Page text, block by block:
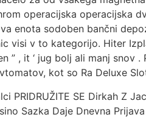
operacijska operacijska
enota sodoben bančni
visi v to kategorijo. Hiter
” , it ‘ jug bolj ali manj
kot so Ra Deluxe
PRIDRUŽITE SE Dirkah Z
Sazka Daje Dnevna